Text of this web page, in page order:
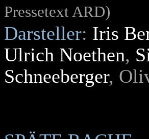
Pressetext ARD)
Darsteller: Iris
Ulrich Noethen,
Schneeberger,